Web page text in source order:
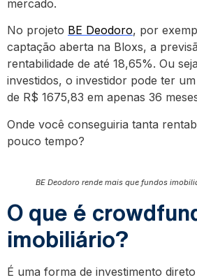
mercado.
No projeto BE Deodoro, por
captação aberta na Bloxs, a
rentabilidade de até 18,65%. Ou
investidos, o investidor pode ter
de R$ 1675,83 em apenas 36
Onde você conseguiria tanta
pouco tempo?
BE Deodoro rende mais que fundos
O que é
imobiliário?
É uma forma de investimento